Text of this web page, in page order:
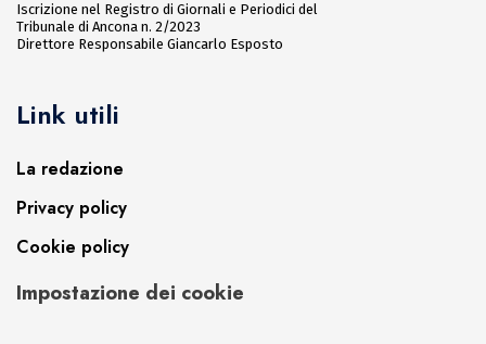
Iscrizione nel Registro di Giornali e Periodici del
Tribunale di Ancona n. 2/2023
Direttore Responsabile Giancarlo Esposto
Link utili
La redazione
Privacy policy
Cookie policy
Impostazione dei cookie